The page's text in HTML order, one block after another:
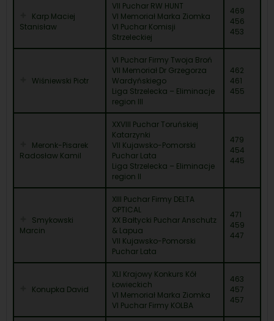
Karp Maciej
Stanisław
VII Puchar RW HUNT
VI Memoriał Marka Ziomka
VI Puchar Komisji
Strzeleckiej
469
456
453
Wiśniewski Piotr
VI Puchar Firmy Twoja Broń
VII Memoriał Dr Grzegorza
Wardyńskiego
Liga Strzelecka – Eliminacje
region III
462
461
455
Meronk-Pisarek
Radosław Kamil
XXVIII Puchar Toruńskiej
Katarzynki
VII Kujawsko-Pomorski
Puchar Lata
Liga Strzelecka – Eliminacje
region II
479
454
445
Smykowski
Marcin
XIII Puchar Firmy DELTA
OPTICAL
XX Bałtycki Puchar Anschutz
& Lapua
VII Kujawsko-Pomorski
Puchar Lata
471
459
447
Konupka David
XLI Krajowy Konkurs Kół
Łowieckich
VI Memoriał Marka Ziomka
VI Puchar Firmy KOLBA
463
457
457